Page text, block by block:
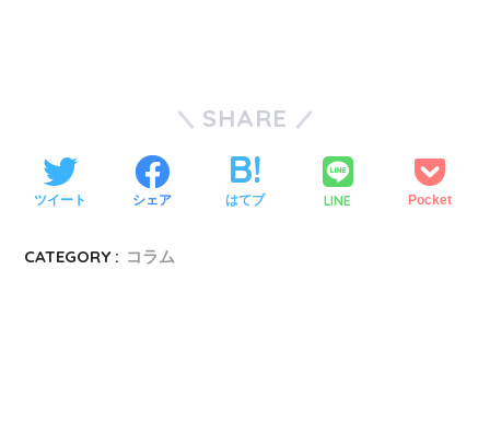
SHARE
ツイート シェア はてブ LINE Pocket
CATEGORY : コラム